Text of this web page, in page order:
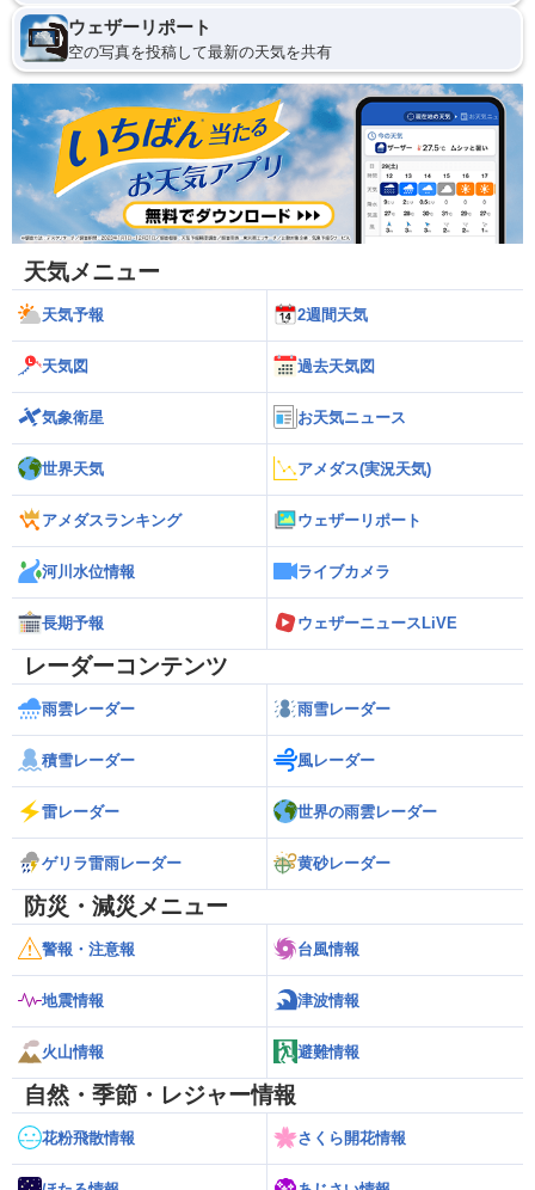
ウェザーリポート
空の写真を投稿して最新の天気を共有
天気メニュー
天気予報 2週間天気
天気図 過去天気図
気象衛星 お天気ニュース
世界天気 アメダス(実況天気)
アメダスランキング ウェザーリポート
河川水位情報 ライブカメラ
長期予報 ウェザーニュースLiVE
レーダーコンテンツ
雨雲レーダー 雨雪レーダー
積雪レーダー 風レーダー
雷レーダー 世界の雨雲レーダー
ゲリラ雷雨レーダー 黄砂レーダー
防災・減災メニュー
警報・注意報 台風情報
地震情報 津波情報
火山情報 避難情報
自然・季節・レジャー情報
花粉飛散情報 さくら開花情報